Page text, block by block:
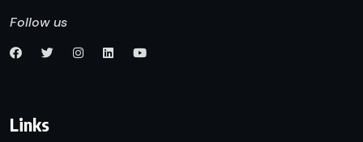
Follow us
Links